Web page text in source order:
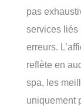
pas
services liés
erreurs.
reflète en
spa, les
uniquement